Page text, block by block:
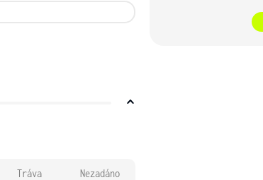
Tráva Nezadáno